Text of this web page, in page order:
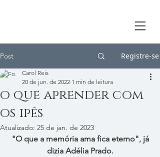
Post Registre-se
o que aprender com
os ipês
Carol Reis
20 de jun. de 2022 1 min de leitura
Atualizado: 25 de jan. de 2023
"O que a memória ama fica eterno", já
dizia Adélia Prado.